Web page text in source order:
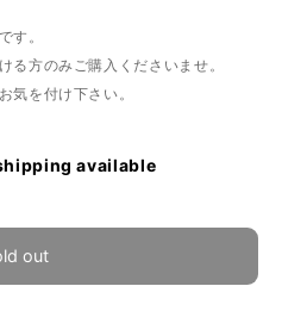
す。
る方のみご購入くださいませ。
気を付け下さい。
available
out